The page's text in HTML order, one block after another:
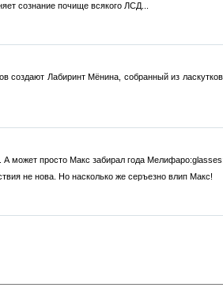
сознание почище всякого ЛСД...
создают Лабиринт Мёнина, собранный из
может просто Макс забирал года Мелифаро:glasses:
не нова. Но насколько же серъезно влип Макс!